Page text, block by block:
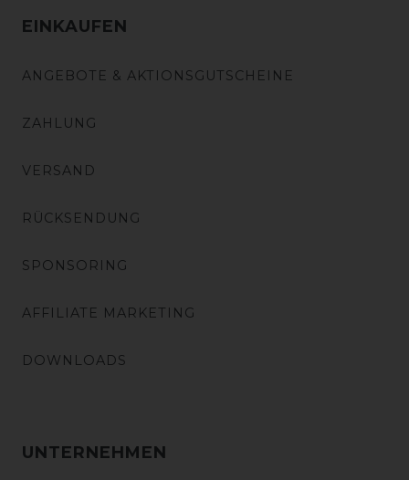
EINKAUFEN
ANGEBOTE & AKTIONSGUTSCHEINE
ZAHLUNG
VERSAND
RÜCKSENDUNG
SPONSORING
AFFILIATE MARKETING
DOWNLOADS
UNTERNEHMEN